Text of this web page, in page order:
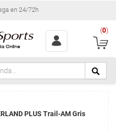
(0)
PLUS Trail-AM Gris